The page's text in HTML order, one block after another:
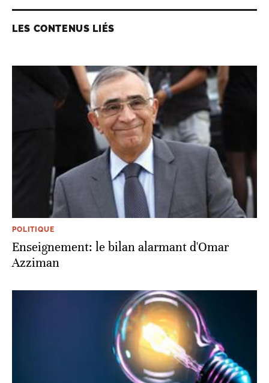
LES CONTENUS LIÉS
POLITIQUE
Enseignement: le bilan alarmant d'Omar
Azziman